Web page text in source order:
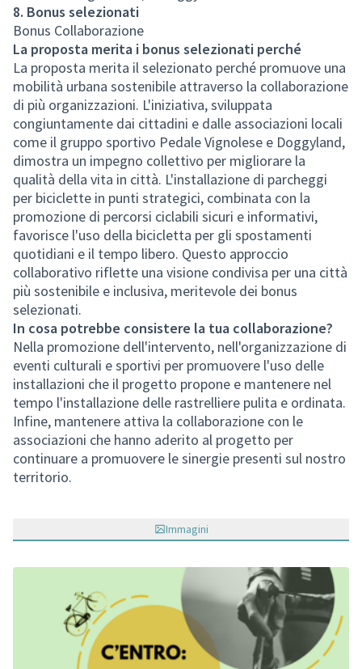
8. Bonus selezionati
Bonus Collaborazione
La proposta merita i bonus selezionati perché
La proposta merita il selezionato perché promuove una
mobilità urbana sostenibile attraverso la collaborazione
di più organizzazioni. L'iniziativa, sviluppata
congiuntamente dai cittadini e dalle associazioni locali
come il gruppo sportivo Pedale Vignolese e Doggyland,
dimostra un impegno collettivo per migliorare la
qualità della vita in città. L'installazione di parcheggi
per biciclette in punti strategici, combinata con la
promozione di percorsi ciclabili sicuri e informativi,
favorisce l'uso della bicicletta per gli spostamenti
quotidiani e il tempo libero. Questo approccio
collaborativo riflette una visione condivisa per una città
più sostenibile e inclusiva, meritevole dei bonus
selezionati.
In cosa potrebbe consistere la tua collaborazione?
Nella promozione dell'intervento, nell'organizzazione di
eventi culturali e sportivi per promuovere l'uso delle
installazioni che il progetto propone e mantenere nel
tempo l'installazione delle rastrelliere pulita e ordinata.
Infine, mantenere attiva la collaborazione con le
associazioni che hanno aderito al progetto per
continuare a promuovere le sinergie presenti sul nostro
territorio.
Immagini